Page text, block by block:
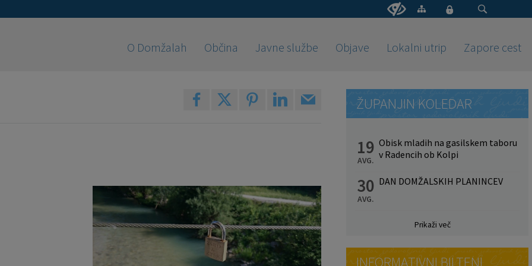
O Domžalah Občina Javne službe Objave Lokalni utrip Zapore cest
ŽUPANJIN KOLEDAR
19
AVG.
Obisk mladih na gasilskem taboru
v Radencih ob Kolpi
30
AVG.
DAN DOMŽALSKIH PLANINCEV
Prikaži več
INFORMATIVNI BILTENI